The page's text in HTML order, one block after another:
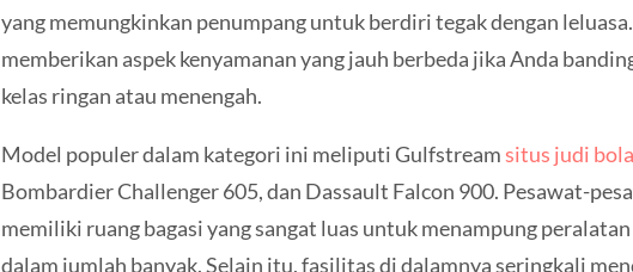
yang memungkinkan penumpang untuk berdiri tegak dengan
memberikan aspek kenyamanan yang jauh berbeda jika Anda
kelas ringan atau menengah.
Model populer dalam kategori ini meliputi Gulfstreamsitus judi bola
Bombardier Challenger 605, dan Dassault Falcon 900. Pesawat-
memiliki ruang bagasi yang sangat luas untuk menampung
dalam jumlah banyak. Selain itu, fasilitas di dalamnya seringkali